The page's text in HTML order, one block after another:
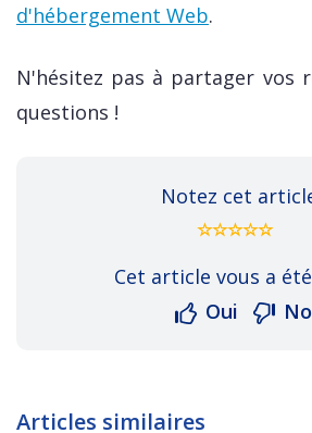
d'hébergement Web.
N'hésitez pas à partager vos
questions !
Notez cet
Cet article vous a
Oui
Articles similaires